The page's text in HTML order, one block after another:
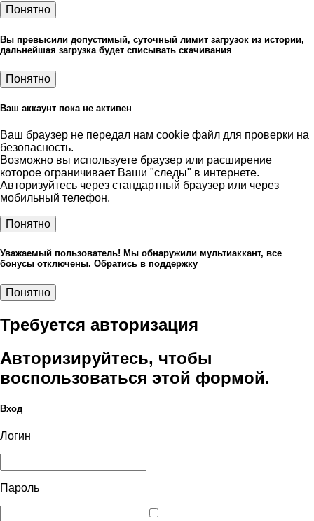
Понятно
Вы превысили допустимый, суточный лимит загрузок из истории,
дальнейшая загрузка будет списывать скачивания
Понятно
Ваш аккаунт пока не активен
Ваш браузер не передал нам cookie файл для проверки на
безопасность.
Возможно вы используете браузер или расширение
которое ограничивает Ваши "следы" в интернете.
Авторизуйтесь через стандартный браузер или через
мобильный телефон.
Понятно
Уважаемый пользователь! Мы обнаружили мультиаккант, все
бонусы отключены. Обратись в поддержку
Понятно
Требуется авторизация
Авторизируйтесь, чтобы
воспользоваться этой формой.
Вход
Логин
Пароль